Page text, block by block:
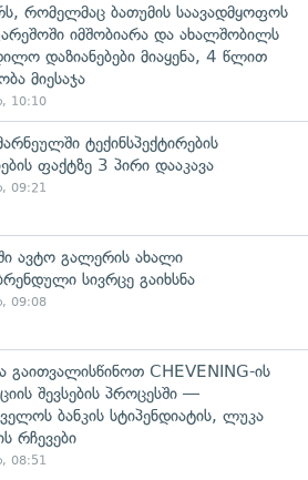
რომელმაც ბათუმის საავადმყოფოს
იმშობიარა და ახალშობილს
დაზიანებები მიაყენა, 4 წლით
მიესაჯა
10:10
ტექინსპექტირების
ფაქტზე 3 პირი დააკავა
09:21
ავტო გალერის ახალი
სივრცე გაიხსნა
09:08
გაითვალისწინოთ CHEVENING-ის
შევსების პროცესში —
ბანკის სტიპენდიატის, ლუკა
რჩევები
08:51